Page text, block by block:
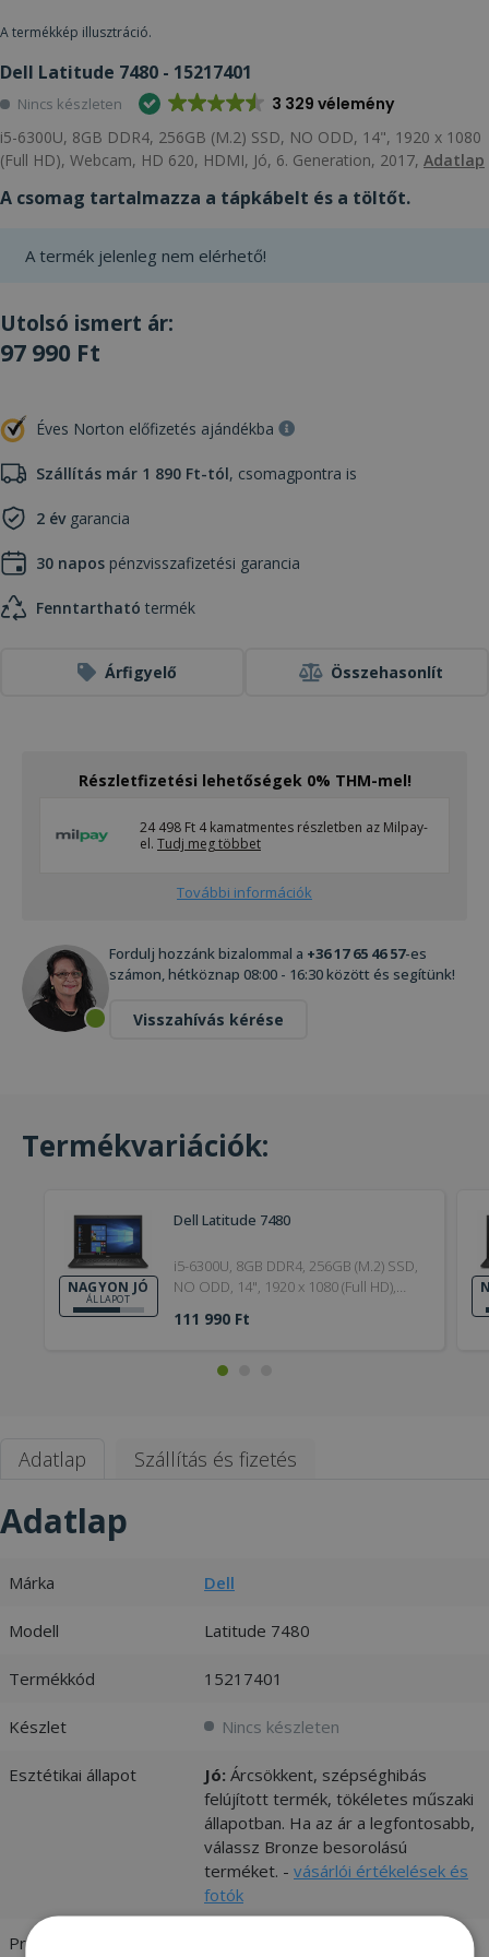
A termékkép illusztráció.
Dell Latitude 7480 - 15217401
Nincs készleten 3 329 vélemény
i5-6300U, 8GB DDR4, 256GB (M.2) SSD, NO ODD, 14", 1920 x 1080
(Full HD), Webcam, HD 620, HDMI, Jó, 6. Generation, 2017, Adatlap
A csomag tartalmazza a tápkábelt és a töltőt.
A termék jelenleg nem elérhető!
Utolsó ismert ár:
97 990 Ft
Éves Norton előfizetés ajándékba
Szállítás már 1 890 Ft-tól, csomagpontra is
2 évgarancia
30 napos pénzvisszafizetési garancia
Fenntartható termék
Árfigyelő Összehasonlít
Részletfizetési lehetőségek 0% THM-mel!
24 498 Ft 4 kamatmentes részletben az Milpay-
el. Tudj meg többet
További információk
Fordulj hozzánk bizalommal a +36 17 65 46 57-es
számon, hétköznap 08:00 - 16:30 között és segítünk!
Visszahívás kérése
Termékvariációk:
NAGYON JÓ
ÁLLAPOT
Dell Latitude 7480
i5-6300U, 8GB DDR4, 256GB (M.2) SSD,
NO ODD, 14", 1920 x 1080 (Full HD),
Silver, 6. Generation, 2017, Nagyon jó
111 990 Ft
Adatlap Szállítás és fizetés
Adatlap
Márka Dell
Modell Latitude 7480
Termékkód 15217401
Készlet Nincs készleten
Esztétikai állapot Jó: Árcsökkent, szépséghibás
felújított termék, tökéletes műszaki
állapotban. Ha az ár a legfontosabb,
válassz Bronze besorolású
terméket. - vásárlói értékelések és
fotók
Processzor